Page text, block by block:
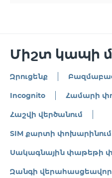
Միշտ կապի
Զրուցենք
Incognito Համարի
Հաշվի վերծանում
SIM քարտի փոխարինում
Սակագնային փաթեթի
Զանգի